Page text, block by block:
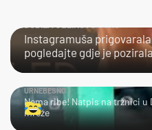
DOBILA JEZIKOVU JUHU
Instagramuša
pogledajte gdje je
URNEBESNO
Nema ribe! Natpis na tržnici
mreže